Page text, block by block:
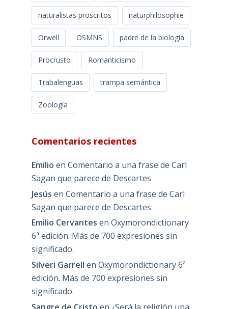
naturalistas proscritos naturphilosophie
Orwell OSMNS padre de la biología
Procrusto Romanticismo
Trabalenguas trampa semántica
Zoología
Comentarios recientes
Emilio en Comentario a una frase de Carl
Sagan que parece de Descartes
Jesús en Comentario a una frase de Carl
Sagan que parece de Descartes
Emilio Cervantes en Oxymorondictionary
6ª edición. Más de 700 expresiones sin
significado.
Silveri Garrell en Oxymorondictionary 6ª
edición. Más de 700 expresiones sin
significado.